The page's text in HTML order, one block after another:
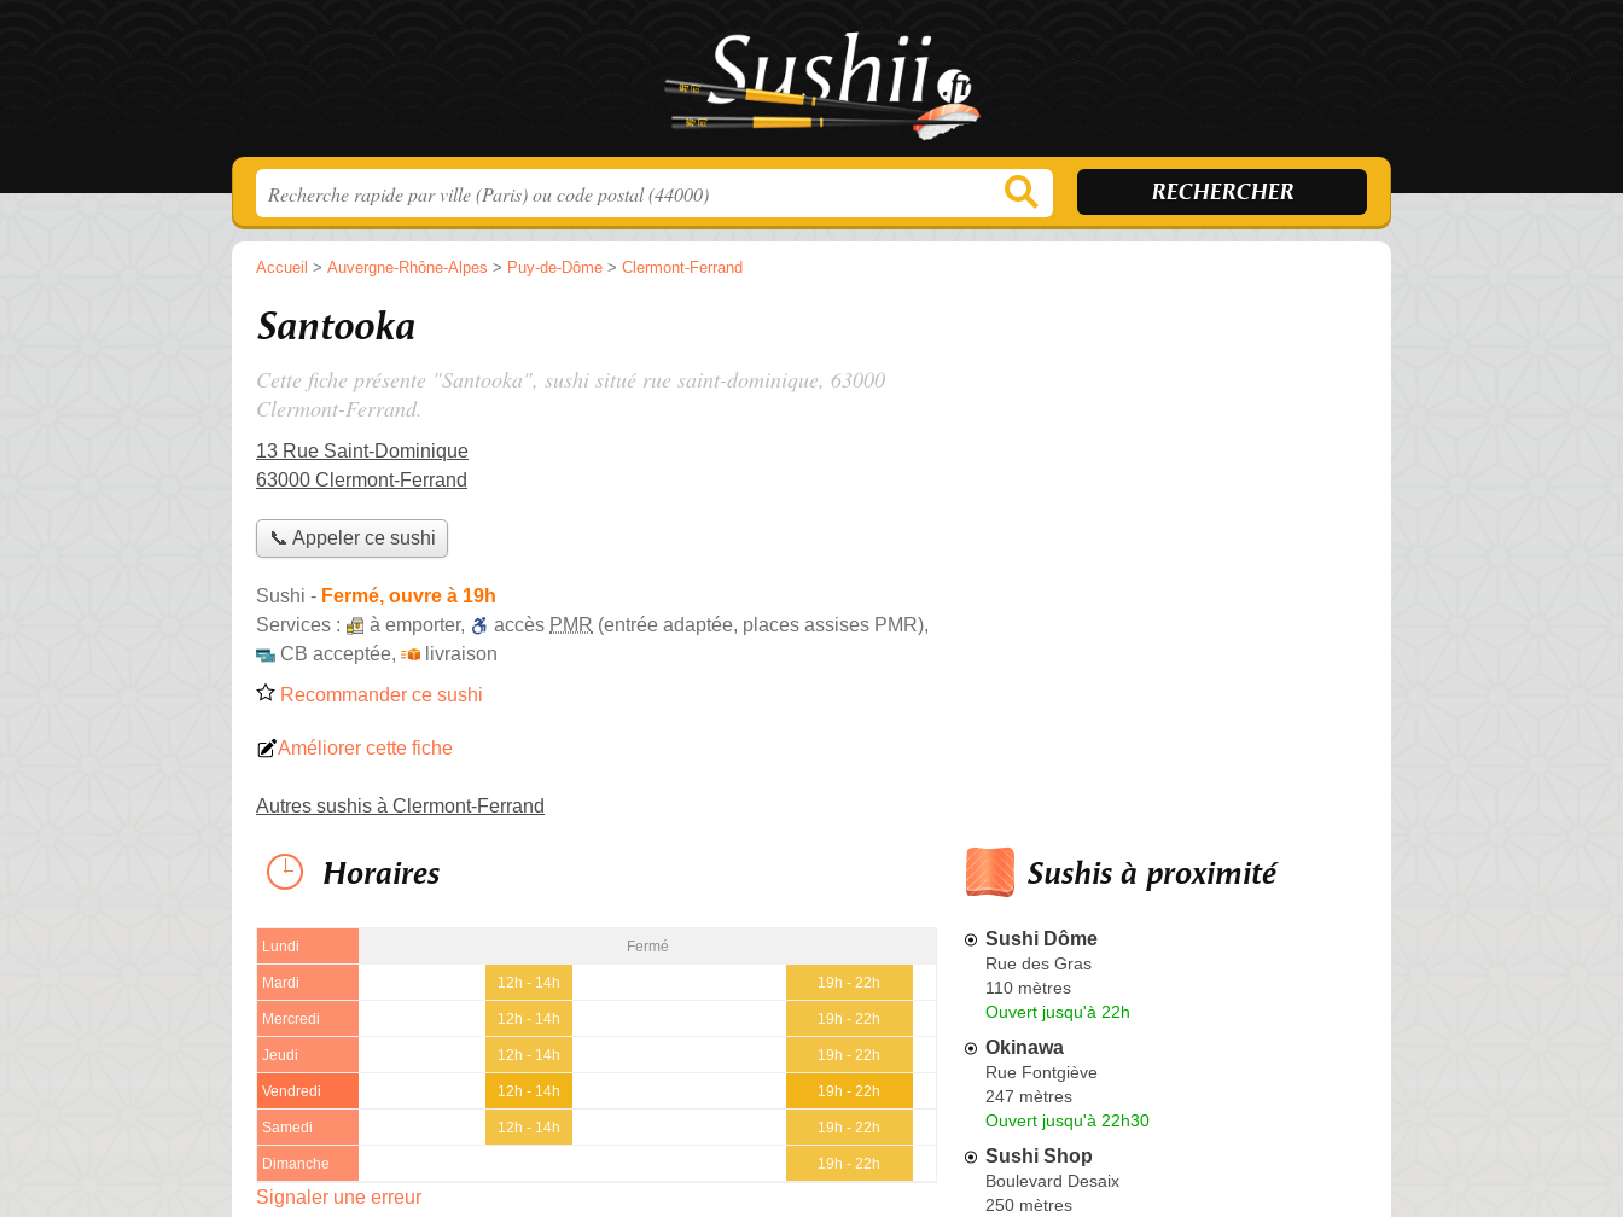
Accueil > Auvergne-Rhône-Alpes > Puy-de-Dôme > Clermont-Ferrand
Santooka
Cette fiche présente "Santooka", sushi situé rue saint-dominique, 63000
Clermont-Ferrand.
13 Rue Saint-Dominique
63000 Clermont-Ferrand
📞 Appeler ce sushi
Sushi - Fermé, ouvre à 19h
Services :
à emporter, accès PMR (entrée adaptée, places assises PMR),
CB acceptée,
livraison
Recommander ce sushi
Améliorer cette fiche
Autres sushis à Clermont-Ferrand
Horaires
Lundi Fermé
Mardi 12h - 14h 19h - 22h
Mercredi 12h - 14h 19h - 22h
Jeudi 12h - 14h 19h - 22h
Vendredi 12h - 14h 19h - 22h
Samedi 12h - 14h 19h - 22h
Dimanche 19h - 22h
Signaler une erreur
Sushis à proximité
Sushi Dôme
Rue des Gras
110 mètres
Ouvert jusqu'à 22h
Okinawa
Rue Fontgiève
247 mètres
Ouvert jusqu'à 22h30
Sushi Shop
Boulevard Desaix
250 mètres